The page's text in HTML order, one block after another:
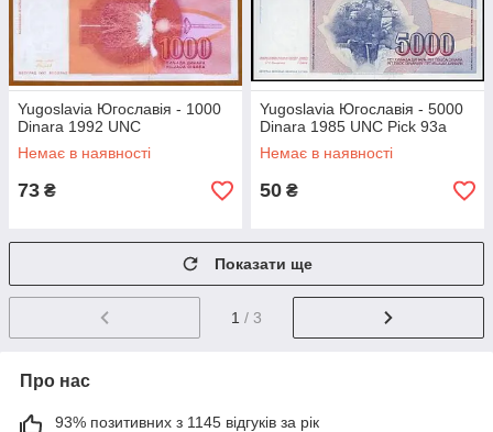
Yugoslavia Югославія - 1000
Dinara 1992 UNC
Немає в наявності
73 ₴
Yugoslavia Югославія - 5000
Dinara 1985 UNC Pick 93a
Немає в наявності
50 ₴
Показати ще
1 / 3
Про нас
93% позитивних з 1145 відгуків за рік